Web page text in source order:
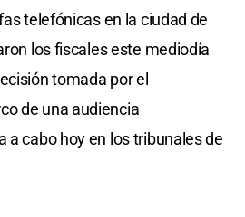
telefónicas en la ciudad de
los fiscales este mediodía
tomada por el
de una audiencia
a cabo hoy en los tribunales de